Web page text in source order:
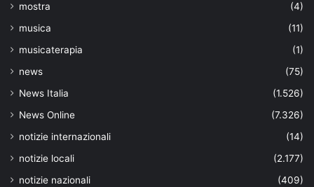
mostra
(4)
musica
(11)
musicaterapia
(1)
news
(75)
News Italia
(1.526)
News Online
(7.326)
notizie internazionali
(14)
notizie locali
(2.177)
notizie nazionali
(409)